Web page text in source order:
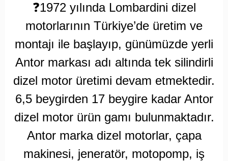
❓1972 yılında Lombardini dizel
motorlarının Türkiye’de üretim ve
montajı ile başlayıp, günümüzde yerli
Antor markası adı altında tek silindirli
dizel motor üretimi devam etmektedir.
6,5 beygirden 17 beygire kadar Antor
dizel motor ürün gamı bulunmaktadır.
Antor marka dizel motorlar, çapa
makinesi, jeneratör, motopomp, iş